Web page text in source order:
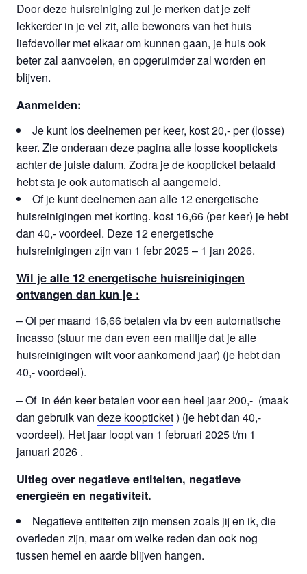
Door deze huisreiniging zul je merken dat je zelf
lekkerder in je vel zit, alle bewoners van het huis
liefdevoller met elkaar om kunnen gaan, je huis ook
beter zal aanvoelen, en opgeruimder zal worden en
blijven.
Aanmelden:
Je kunt los deelnemen per keer, kost 20,- per (losse)
keer. Zie onderaan deze pagina alle losse kooptickets
achter de juiste datum. Zodra je de koopticket betaald
hebt sta je ook automatisch al aangemeld.
Of je kunt deelnemen aan alle 12 energetische
huisreinigingen met korting. kost 16,66 (per keer) je hebt
dan 40,- voordeel. Deze 12 energetische
huisreinigingen zijn van 1 febr 2025 – 1 jan 2026.
Wil je alle 12 energetische huisreinigingen
ontvangen dan kun je :
– Of per maand 16,66 betalen via bv een automatische
incasso (stuur me dan even een mailtje dat je alle
huisreinigingen wilt voor aankomend jaar) (je hebt dan
40,- voordeel).
– Of in één keer betalen voor een heel jaar 200,- (maak
dan gebruik vandeze koopticket) (je hebt dan 40,-
voordeel). Het jaar loopt van 1 februari 2025 t/m 1
januari 2026 .
Uitleg over negatieve entiteiten, negatieve
energieën en negativiteit.
Negatieve entiteiten zijn mensen zoals jij en ik, die
overleden zijn, maar om welke reden dan ook nog
tussen hemel en aarde blijven hangen.